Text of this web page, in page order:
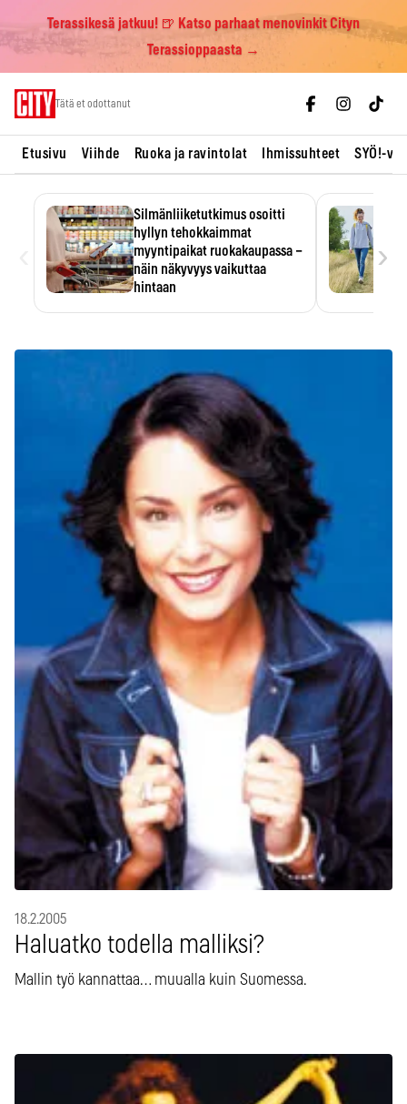
Terassikesä jatkuu! 🍺 Katso parhaat menovinkit Cityn
Terassioppaasta →
Tätä et odottanut
Etusivu Viihde Ruoka ja ravintolat Ihmissuhteet SYÖ!-
Silmänliiketutkimus osoitti
hyllyn tehokkaimmat
myyntipaikat ruokakaupassa –
näin näkyvyys vaikuttaa
hintaan
›
18.2.2005
Haluatko todella malliksi?
Mallin työ kannattaa… muualla kuin Suomessa.